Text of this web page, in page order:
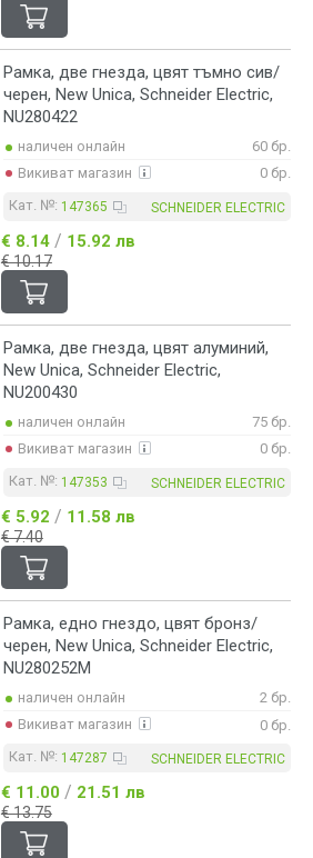
Рамка, две гнезда, цвят тъмно сив/
черен, New Unica, Schneider Electric,
NU280422
наличен онлайн
60 бр.
Викиват магазин
0 бр.
Кат. №: 147365 SCHNEIDER ELECTRIC
€ 8.14 / 15.92 лв
€ 10.17
Рамка, две гнезда, цвят алуминий,
New Unica, Schneider Electric,
NU200430
наличен онлайн
75 бр.
Викиват магазин
0 бр.
Кат. №: 147353 SCHNEIDER ELECTRIC
€ 5.92 / 11.58 лв
€ 7.40
Рамка, едно гнездо, цвят бронз/
черен, New Unica, Schneider Electric,
NU280252M
наличен онлайн
2 бр.
Викиват магазин
0 бр.
Кат. №: 147287 SCHNEIDER ELECTRIC
€ 11.00 / 21.51 лв
€ 13.75